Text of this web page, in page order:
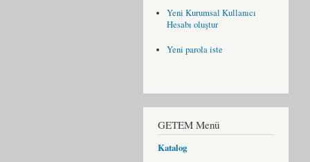
Yeni Kurumsal Kullanıcı
Hesabı oluştur
Yeni parola iste
GETEM Menü
Katalog